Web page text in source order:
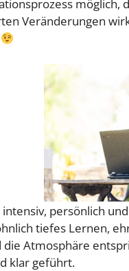
möglich,
Veränderungen
intensiv, persönlich
tiefes Lernen,
Atmosphäre
klar geführt.